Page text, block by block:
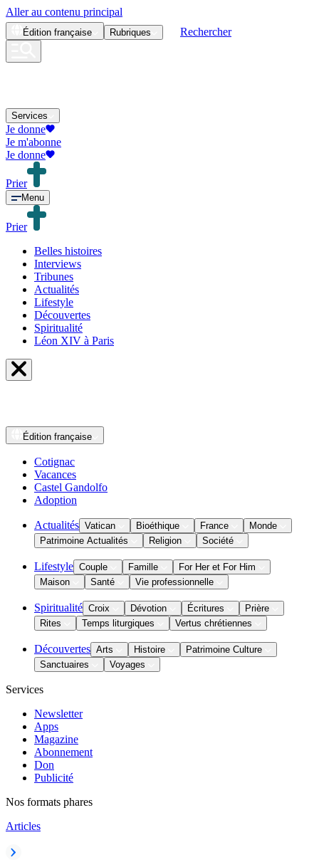
Aller au contenu principal
Édition française Rubriques Rechercher
Services
Je donne
Je m'abonne
Je donne
Prier
Menu
Prier
Belles histoires
Interviews
Tribunes
Actualités
Lifestyle
Découvertes
Spiritualité
Léon XIV à Paris
Édition française
Cotignac
Vacances
Castel Gandolfo
Adoption
Actualités Vatican Bioéthique France
Monde
Patrimoine Actualités
Religion Société
Lifestyle Couple Famille
For Her et For Him
Maison
Santé Vie professionnelle
Spiritualité Croix Dévotion Écritures
Prière
Rites
Temps liturgiques Vertus chrétiennes
Découvertes Arts Histoire
Patrimoine Culture
Sanctuaires
Voyages
Services
Newsletter
Apps
Magazine
Abonnement
Don
Publicité
Nos formats phares
Articles